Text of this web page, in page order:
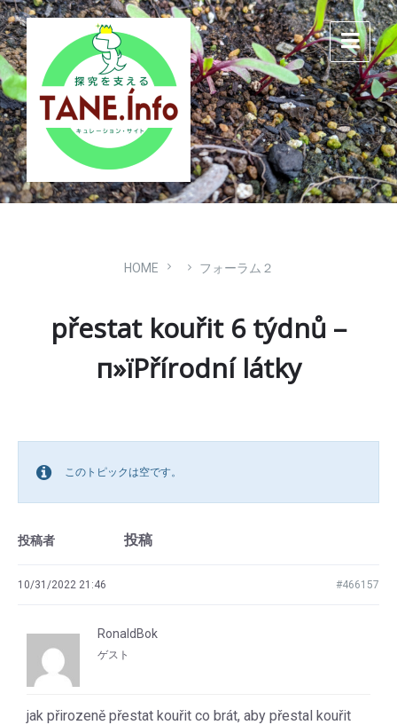
Skip
to
content
Skip
to
main
navigation
Skip
to
footer
HOME フォーラム２
přestat kouřit 6 týdnů –
п»їPřírodní látky
このトピックは空です。
投稿者 投稿
10/31/2022 21:46 #466157
RonaldBok
ゲスト
jak přirozeně přestat kouřit co brát, aby přestal kouřit